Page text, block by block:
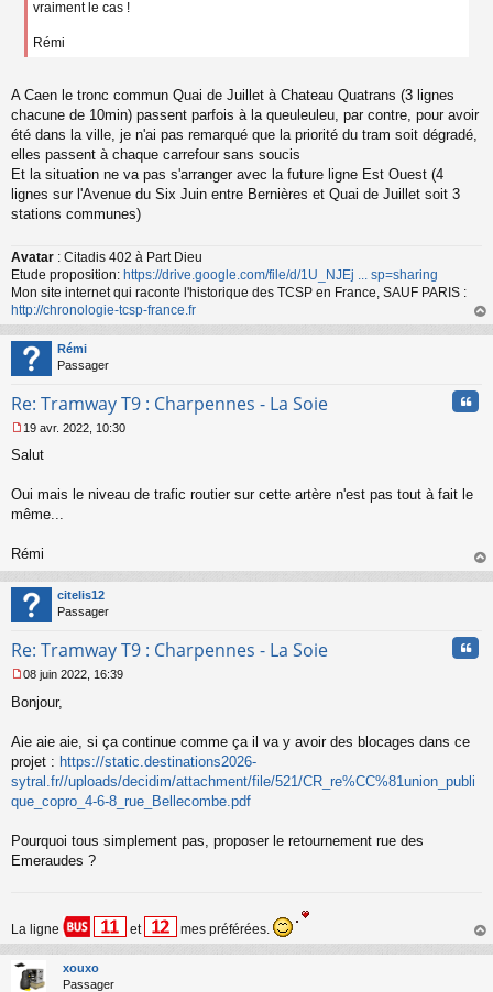
vraiment le cas !
Rémi
A Caen le tronc commun Quai de Juillet à Chateau Quatrans (3 lignes
chacune de 10min) passent parfois à la queuleuleu, par contre, pour avoir
été dans la ville, je n'ai pas remarqué que la priorité du tram soit dégradé,
elles passent à chaque carrefour sans soucis
Et la situation ne va pas s'arranger avec la future ligne Est Ouest (4
lignes sur l'Avenue du Six Juin entre Bernières et Quai de Juillet soit 3
stations communes)
Avatar : Citadis 402 à Part Dieu
Etude proposition: https://drive.google.com/file/d/1U_NJEj ... sp=sharing
Mon site internet qui raconte l'historique des TCSP en France, SAUF PARIS :
http://chronologie-tcsp-france.fr
au
Rémi
Passager
Re: Tramway T9 : Charpennes - La Soie
e
s
a
g
n
o
n
l
u
19 avr. 2022, 10:30
Salut
Oui mais le niveau de trafic routier sur cette artère n'est pas tout à fait le
même...
Rémi
au
citelis12
Passager
Re: Tramway T9 : Charpennes - La Soie
e
g
e
n
u
08 juin 2022, 16:39
Bonjour,
Aie aie aie, si ça continue comme ça il va y avoir des blocages dans ce
projet : https://static.destinations2026-
sytral.fr//uploads/decidim/attachment/file/521/CR_re%CC%81union_publi
que_copro_4-6-8_rue_Bellecombe.pdf
Pourquoi tous simplement pas, proposer le retournement rue des
Emeraudes ?
La ligne et mes préférées.
au
xouxo
Passager